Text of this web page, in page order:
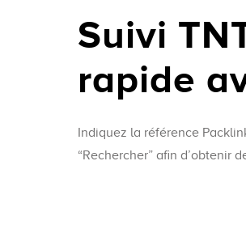
Suivi
rapide
Indiquez la référence
“Rechercher” afin d’obtenir